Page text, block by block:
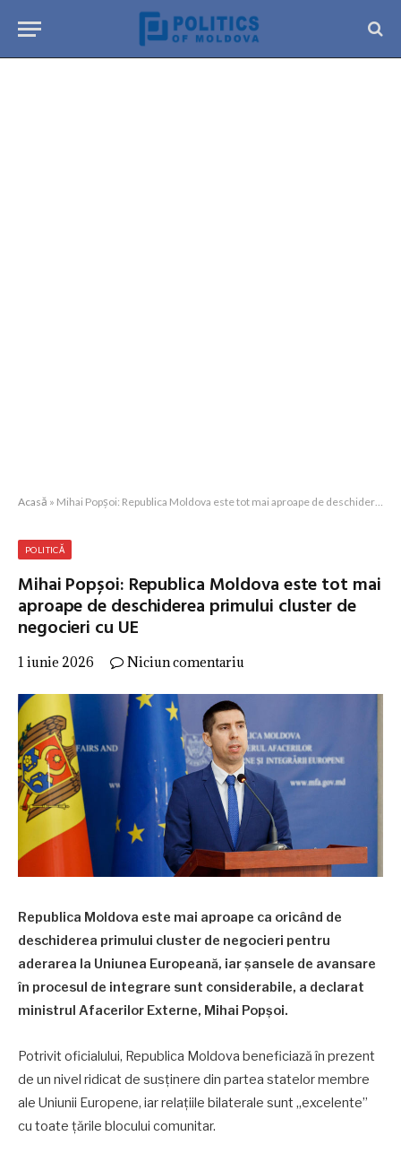
Acasă » Mihai Popșoi: Republica Moldova este tot mai aproape de deschiderea primului cluster de negocieri cu UE
POLITICĂ
Mihai Popșoi: Republica Moldova este tot mai
aproape de deschiderea primului cluster de
negocieri cu UE
1 iunie 2026 Niciun comentariu
Republica Moldova este mai aproape ca oricând de
deschiderea primului cluster de negocieri pentru
aderarea la Uniunea Europeană, iar șansele de avansare
în procesul de integrare sunt considerabile, a declarat
ministrul Afacerilor Externe, Mihai Popșoi.
Potrivit oficialului, Republica Moldova beneficiază în prezent
de un nivel ridicat de susținere din partea statelor membre
ale Uniunii Europene, iar relațiile bilaterale sunt „excelente”
cu toate țările blocului comunitar.